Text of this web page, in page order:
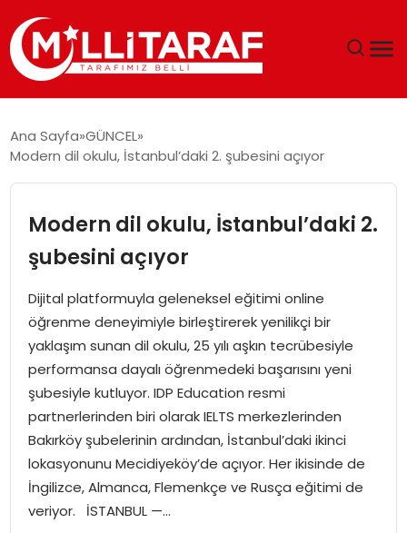
ÖZEL SAYFALAR
TEKNOLOJI
EKONOMI
SPOR
SIYASET
MAGAZIN
Ana Sayfa GÜNCEL
Modern dil okulu, İstanbul’daki 2. şubesini açıyor
Modern dil okulu, İstanbul’daki 2.
şubesini açıyor
Dijital platformuyla geleneksel eğitimi online
öğrenme deneyimiyle birleştirerek yenilikçi bir
yaklaşım sunan dil okulu, 25 yılı aşkın tecrübesiyle
performansa dayalı öğrenmedeki başarısını yeni
şubesiyle kutluyor. IDP Education resmi
partnerlerinden biri olarak IELTS merkezlerinden
Bakırköy şubelerinin ardından, İstanbul’daki ikinci
lokasyonunu Mecidiyeköy’de açıyor. Her ikisinde de
İngilizce, Almanca, Flemenkçe ve Rusça eğitimi de
veriyor. İSTANBUL —…